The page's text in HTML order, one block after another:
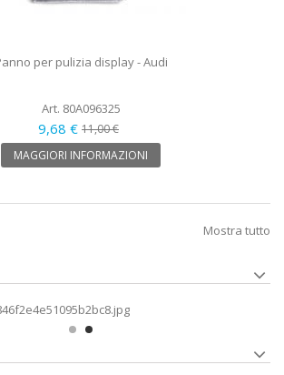
per pulizia display - Audi
Art. 80A096325
9,68 € 11,00 €
MAGGIORI INFORMAZIONI
Mostra tutto